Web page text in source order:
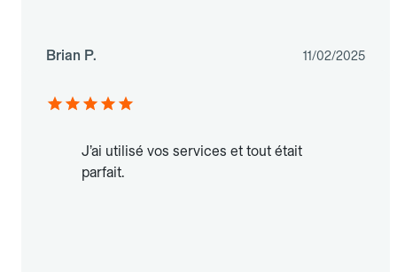
Brian P. 11/02/2025
J’ai utilisé vos services et tout était
parfait.